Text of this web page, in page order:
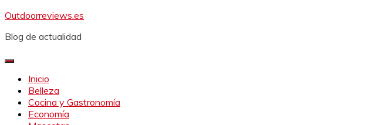
Saltar
contenido
Outdoorreviews.es
Blog de actualidad
Inicio
Belleza
Cocina y Gastronomía
Economía